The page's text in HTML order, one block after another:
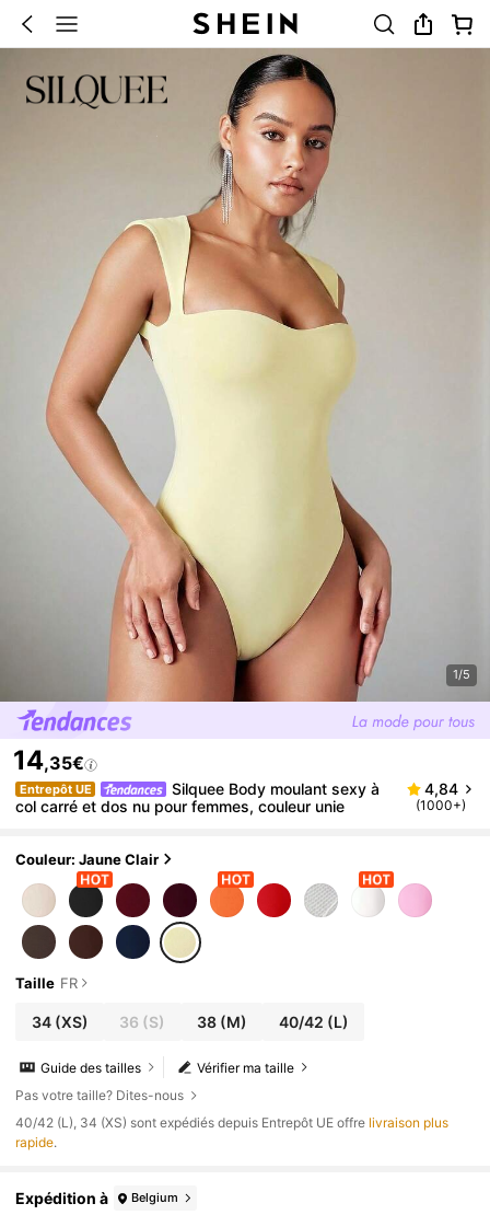
1/5
14,35€
Entrepôt UE
Silquee Body moulant sexy à
col carré et dos nu pour femmes, couleur unie
4,84
(1000+)
Couleur: Jaune Clair
Taille FR
34(XS) 36 (S) 38(M) 40/42 (L)
Vérifier ma taille
Guide des tailles
Pas votre taille? Dites-nous
​40/42 (L), 34 (XS) sont expédiés depuis Entrepôt UE offre livraison plus
rapide.
Expédition à Belgium